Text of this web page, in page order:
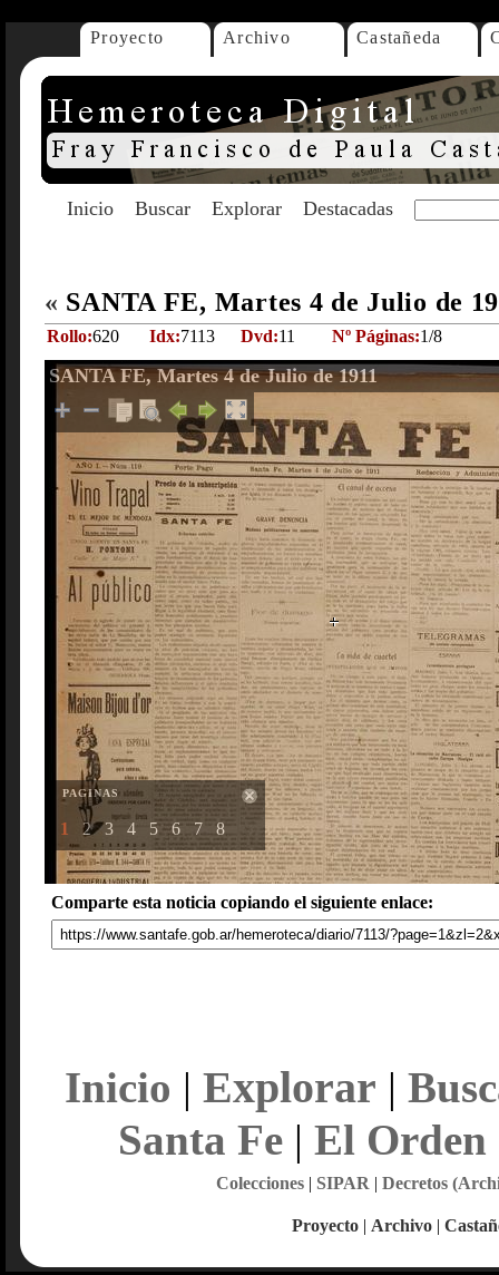
Proyecto Archivo Castañeda
Inicio Buscar Explorar Destacadas
« SANTA FE, Martes 4 de Julio de
Rollo:620 Idx:7113 Dvd:11 Nº Páginas:1/8
SANTA FE, Martes 4 de Julio de 1911
PAGINAS
1 2 3 4 5 6 7 8
Comparte esta noticia copiando el siguiente enlace:
Inicio | Explorar |
Santa Fe| El Orden
Colecciones| SIPAR | Decretos
Proyecto | Archivo |